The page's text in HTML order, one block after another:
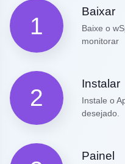
1
Baixar
Baixe o
monitorar
2
Instalar
Instale o
desejado.
Painel